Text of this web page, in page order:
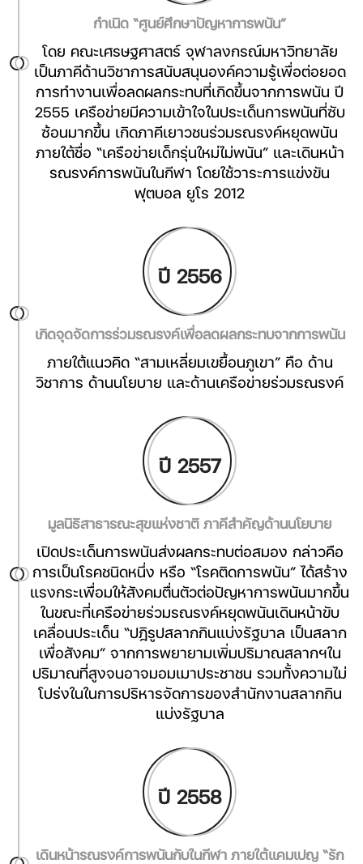
กำเนิด “ศูนย์ศึกษาปัญหาการพนัน”
โดย คณะเศรษฐศาสตร์ จุฬาลงกรณ์มหาวิทยาลัย
เป็นภาคีด้านวิชาการสนับสนุนองค์ความรู้เพื่อต่อยอด
การทำงานเพื่อลดผลกระทบที่เกิดขึ้นจากการพนัน ปี
2555 เครือข่ายมีความเข้าใจในประเด็นการพนันที่ซับ
ซ้อนมากขึ้น เกิดภาคีเยาวชนร่วมรณรงค์หยุดพนัน
ภายใต้ชื่อ “เครือข่ายเด็กรุ่นใหม่ไม่พนัน” และเดินหน้า
รณรงค์การพนันในกีฬา โดยใช้วาระการแข่งขัน
ฟุตบอล ยูโร 2012
ปี 2556
เกิดจุดจัดการร่วมรณรงค์เพื่อลดผลกระทบจากการพนัน
ภายใต้แนวคิด “สามเหลี่ยมเขยื้อนภูเขา” คือ ด้าน
วิชาการ ด้านนโยบาย และด้านเครือข่ายร่วมรณรงค์
ปี 2557
มูลนิธิสาธารณะสุขแห่งชาติ ภาคีสำคัญด้านนโยบาย
เปิดประเด็นการพนันส่งผลกระทบต่อสมอง กล่าวคือ
การเป็นโรคชนิดหนึ่ง หรือ “โรคติดการพนัน” ได้สร้าง
แรงกระเพื่อมให้สังคมตื่นตัวต่อปัญหาการพนันมากขึ้น
ในขณะที่เครือข่ายร่วมรณรงค์หยุดพนันเดินหน้าขับ
เคลื่อนประเด็น “ปฎิรูปสลากกินแบ่งรัฐบาล เป็นสลาก
เพื่อสังคม” จากการพยายามเพิ่มปริมาณสลากฯใน
ปริมาณที่สูงจนอาจมอมเมาประชาชน รวมทั้งความไม่
โปร่งในในการปริหารจัดการของสำนักงานสลากกิน
แบ่งรัฐบาล
ปี 2558
เดินหน้ารณรงค์การพนันกับในกีฬา ภายใต้แคมเปญ “รัก